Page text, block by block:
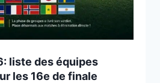
liste des équipes
les 16e de finale